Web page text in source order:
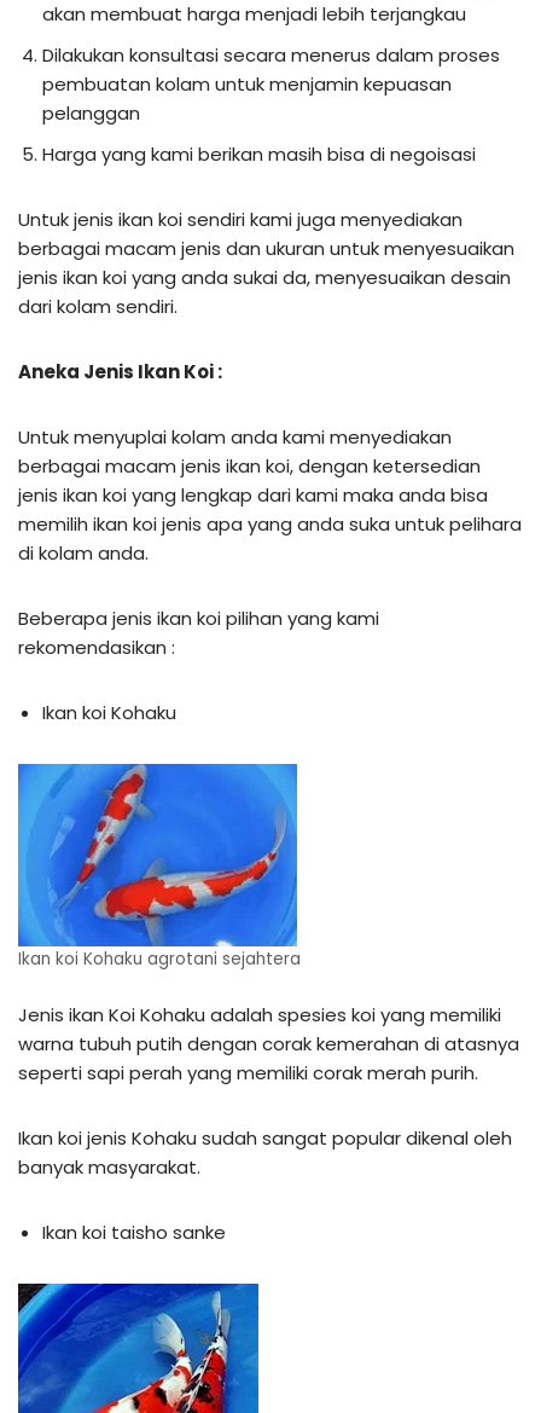
akan membuat harga menjadi lebih terjangkau
Dilakukan konsultasi secara menerus dalam proses
pembuatan kolam untuk menjamin kepuasan
pelanggan
Harga yang kami berikan masih bisa di negoisasi
Untuk jenis ikan koi sendiri kami juga menyediakan
berbagai macam jenis dan ukuran untuk menyesuaikan
jenis ikan koi yang anda sukai da, menyesuaikan desain
dari kolam sendiri.
Aneka Jenis Ikan Koi :
Untuk menyuplai kolam anda kami menyediakan
berbagai macam jenis ikan koi, dengan ketersedian
jenis ikan koi yang lengkap dari kami maka anda bisa
memilih ikan koi jenis apa yang anda suka untuk pelihara
di kolam anda.
Beberapa jenis ikan koi pilihan yang kami
rekomendasikan :
Ikan koi Kohaku
Ikan koi Kohaku agrotani sejahtera
Jenis ikan Koi Kohaku adalah spesies koi yang memiliki
warna tubuh putih dengan corak kemerahan di atasnya
seperti sapi perah yang memiliki corak merah purih.
Ikan koi jenis Kohaku sudah sangat popular dikenal oleh
banyak masyarakat.
Ikan koi taisho sanke